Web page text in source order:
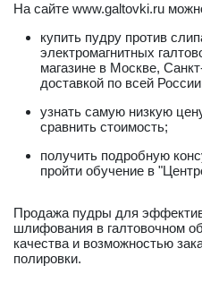
На сайте www.galtovki.ru
купить пудру против
электромагнитных
магазине в Москве,
доставкой по всей
узнать самую низкую
сравнить стоимость;
получить подробную
пройти обучение в
Продажа пудры для
шлифования в галтовочном
качества и возможностью
полировки.